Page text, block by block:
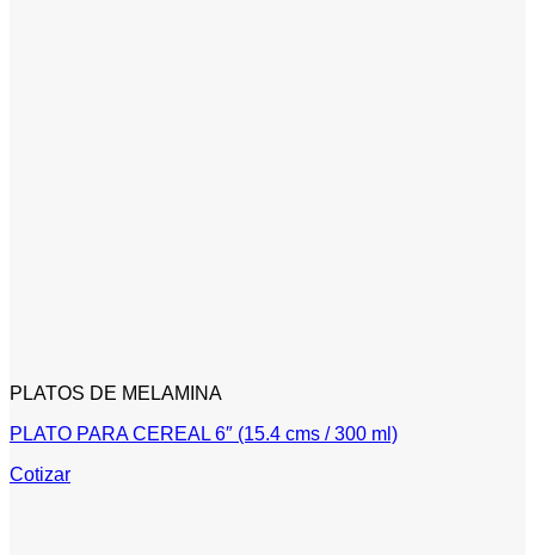
PLATOS DE MELAMINA
PLATO PARA CEREAL 6″ (15.4 cms / 300 ml)
Cotizar